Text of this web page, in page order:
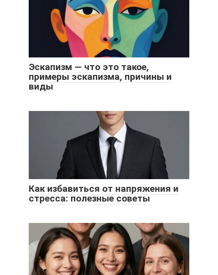
Эскапизм — что это такое,
примеры эскапизма, причины и
виды
Как избавиться от напряжения и
стресса: полезные советы